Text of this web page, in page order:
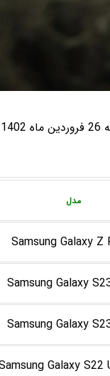
مدل
Samsung Galaxy Z
Samsung Galaxy
Samsung Galaxy
Galaxy S22